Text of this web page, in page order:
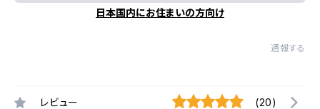
日本国内にお住まいの方向け
通報する
レビュー (20)